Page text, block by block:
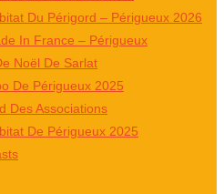
Du Périgord – Périgueux 2026
In France – Périgueux
Noël De Sarlat
De Périgueux 2025
Des Associations
De Périgueux 2025